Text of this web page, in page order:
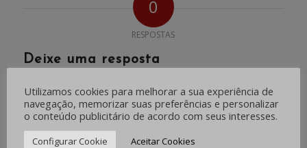
0
RESPOSTAS
Deixe uma resposta
Feel free to contribute!
Utilizamos cookies para melhorar a sua experiência de
navegação, memorizar suas preferências e personalizar
o conteúdo publicitário de acordo com seus interesses.
Configurar Cookie Aceitar Cookies